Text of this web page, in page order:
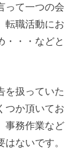
って一つの会
転職活動にお
・・・などと
を扱っていた
つか頂いてお
事務作業など
ないです。